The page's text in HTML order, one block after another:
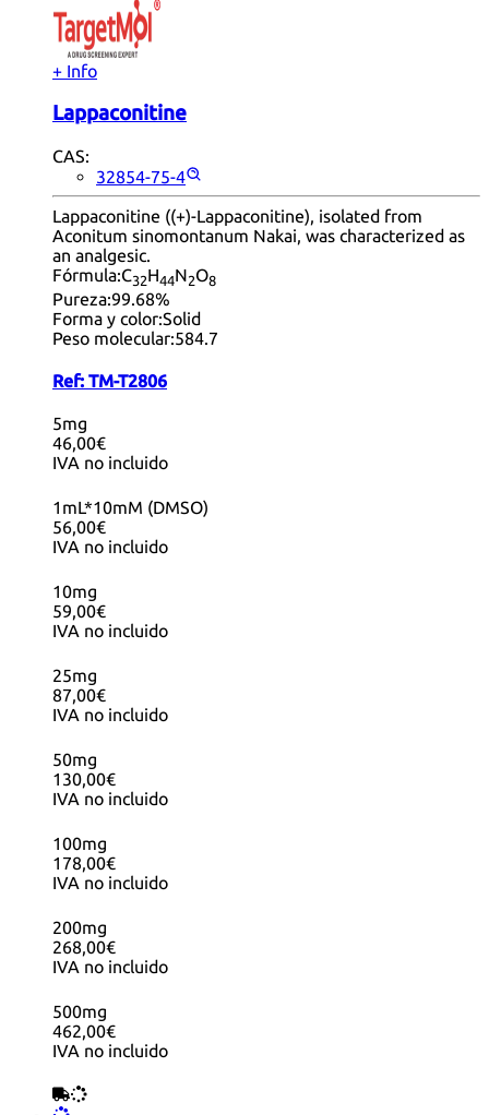
+ Info
Lappaconitine
CAS:
32854-75-4
Lappaconitine ((+)-Lappaconitine), isolated from
Aconitum sinomontanum Nakai, was characterized as
an analgesic.
Fórmula:C32H44N2O8
Pureza:99.68%
Forma y color:Solid
Peso molecular:584.7
Ref: TM-T2806
5mg
46,00€
IVA no incluido
1mL*10mM (DMSO)
56,00€
IVA no incluido
10mg
59,00€
IVA no incluido
25mg
87,00€
IVA no incluido
50mg
130,00€
IVA no incluido
100mg
178,00€
IVA no incluido
200mg
268,00€
IVA no incluido
500mg
462,00€
IVA no incluido